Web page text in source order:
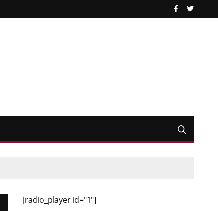
[radio_player id="1"]